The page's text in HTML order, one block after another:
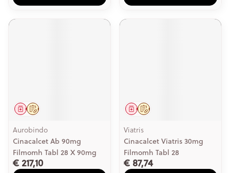
Op voorschrift
Geneesmiddel
Aurobindo
Cinacalcet Ab 90mg
Filmomh Tabl 28 X 90mg
€ 217,10
Op voorschrift
Geneesmiddel
Viatris
Cinacalcet Viatris 30mg
Filmomh Tabl 28
€ 87,74